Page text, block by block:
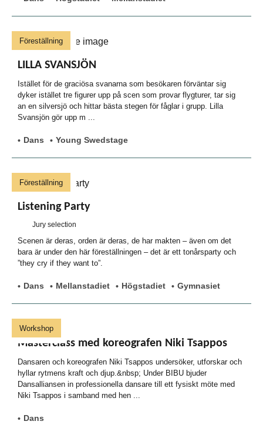
LILLA SVANSJÖN
Föreställning
Istället för de graciösa svanarna som besökaren förväntar sig
dyker istället tre figurer upp på scen som provar flygturer, tar sig
an en silversjö och hittar bästa stegen för fåglar i grupp. Lilla
Svansjön gör upp m ...
Dans Young Swedstage
Listening Party
Jury selection
Föreställning
Scenen är deras, orden är deras, de har makten – även om det
bara är under den här föreställningen – det är ett tonårsparty och
”they cry if they want to”.
Dans Mellanstadiet Högstadiet Gymnasiet
Masterclass med koreografen Niki Tsappos
Workshop
Dansaren och koreografen Niki Tsappos undersöker, utforskar och
hyllar rytmens kraft och djup.&nbsp; Under BIBU bjuder
Dansalliansen in professionella dansare till ett fysiskt möte med
Niki Tsappos i samband med hen ...
Dans